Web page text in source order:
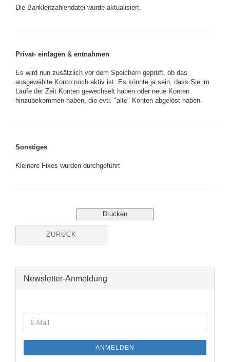
Die Bankleitzahlendatei wurde aktualisiert.
Privat- einlagen & entnahmen
Es wird nun zusätzlich vor dem Speichern geprüft, ob das
ausgewählte Konto noch aktiv ist. Es könnte ja sein, dass Sie im
Laufe der Zeit Konten gewechselt haben oder neue Konten
hinzubekommen haben, die evtl. "alte" Konten abgelöst haben.
Sonstiges
Kleinere Fixes wurden durchgeführt
ZURÜCK
Newsletter-Anmeldung
ZUR
E-
Mail
ANMELDEN